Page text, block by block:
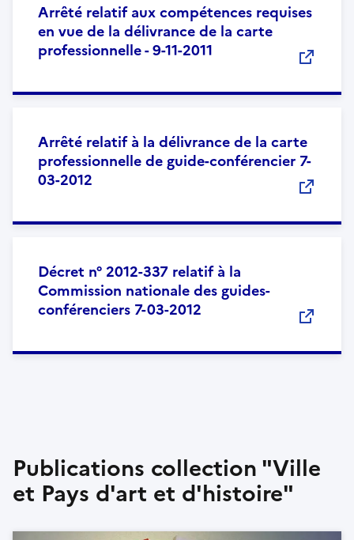
Arrêté relatif aux compétences requises
en vue de la délivrance de la carte
professionnelle - 9-11-2011
Arrêté relatif à la délivrance de la carte
professionnelle de guide-conférencier 7-
03-2012
Décret n° 2012-337 relatif à la
Commission nationale des guides-
conférenciers 7-03-2012
Publications collection "Ville
et Pays d'art et d'histoire"